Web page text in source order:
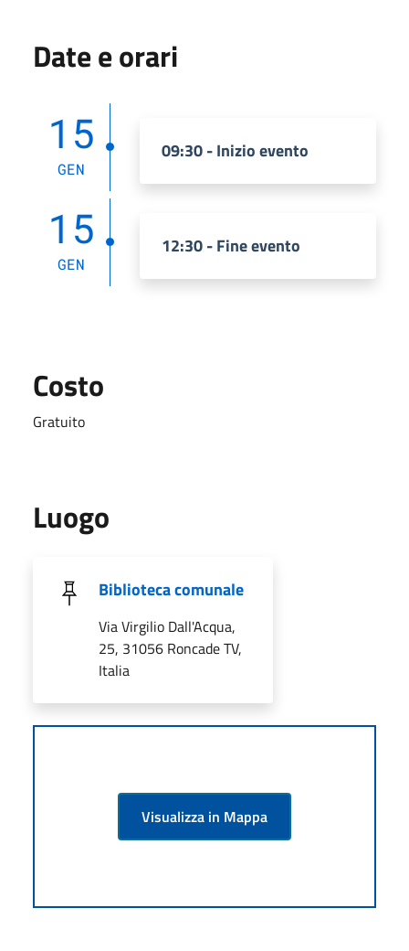
Date e orari
15
GEN
09:30 - Inizio evento
15
GEN
12:30 - Fine evento
Costo
Gratuito
Luogo
Biblioteca comunale
Via Virgilio Dall'Acqua,
25, 31056 Roncade TV,
Italia
Visualizza in Mappa